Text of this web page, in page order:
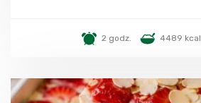
2 godz. 4489 kcal